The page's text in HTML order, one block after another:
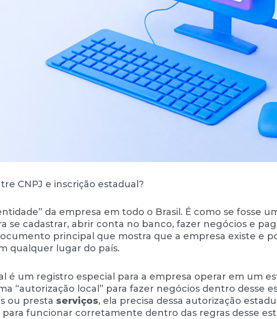
CNPJ e inscrição estadual?
da empresa em todo o Brasil. É como se fosse
se cadastrar, abrir conta no banco, fazer negócios e
principal que mostra que a empresa existe e
qualquer lugar do país.
é um registro especial para a empresa operar em um
“autorização local” para fazer negócios dentro desse
ou presta serviços, ela precisa dessa autorização
para funcionar corretamente dentro das regras desse